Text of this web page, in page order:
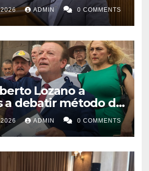
2026 ADMIN 0 COMMENTS
Lozano a
a debatir método de
de candidato a
de NL
ADMIN 0 COMMENTS